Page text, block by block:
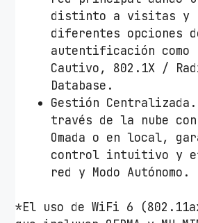
.
distinto a visitas y
diferentes opciones
autentificación como
Cautivo, 802.1X /
Database.
Gestión Centralizada.
través de la nube
Omada o en local,
control intuitivo y
red y Modo Autónomo.
*El uso de WiFi 6